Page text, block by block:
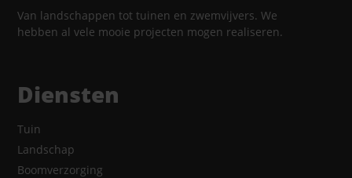
Van landschappen tot tuinen en zwemvijvers. We
hebben al vele mooie projecten mogen realiseren.
Diensten
Tuin
Landschap
Boomverzorging